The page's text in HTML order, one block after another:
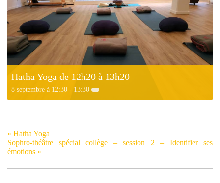
Hatha Yoga de 12h20 à 13h20
8 septembre à 12:30 - 13:30
« Hatha Yoga
Sophro-théâtre spécial collège – session 2 – Identifier ses
émotions »